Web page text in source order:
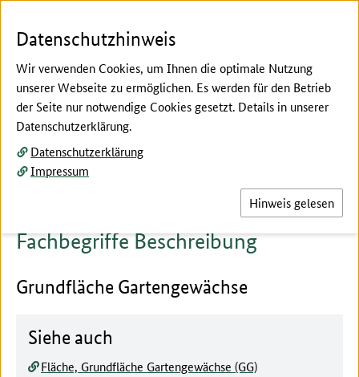
Hier beginnt der Hauptinhalt dieser Seite
Beschreibung
Fachbegriffe erklärt
Fachbegriffe Beschreibung
Grundfläche Gartengewächse
Siehe auch
Fläche, Grundfläche Gartengewächse (GG)
Datenschutzhinweis
Wir verwenden Cookies, um Ihnen die optimale Nutzung
unserer Webseite zu ermöglichen. Es werden für den Betrieb
der Seite nur notwendige Cookies gesetzt. Details in unserer
Datenschutzerklärung.
Datenschutzerklärung
Impressum
Hinweis gelesen